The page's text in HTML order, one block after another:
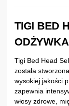
TIGI BED
Tigi Bed Head
została
wysokiej jakości
zapewnia
włosy zdrowe,